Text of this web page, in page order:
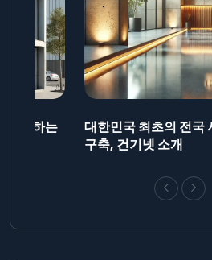
제출하는
대한민국 최초의 전국
구축, 건기넷 소개